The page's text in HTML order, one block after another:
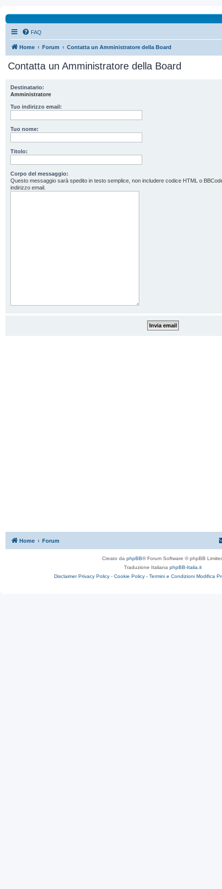
FAQ
Home Forum Contatta un Amministratore della Board
Contatta un Amministratore della Board
Destinatario:
Amministratore
Tuo indirizzo email:
Tuo nome:
Titolo:
Corpo del messaggio:
Questo messaggio sarà spedito in testo semplice, non includere codice HTML o
indirizzo email.
Home Forum
Creato da phpBB® Forum Software © phpBB
Traduzione Italiana phpBB-Italia.it
Disclaimer Privacy Policy - Cookie Policy - Termini e Condizioni Modifica